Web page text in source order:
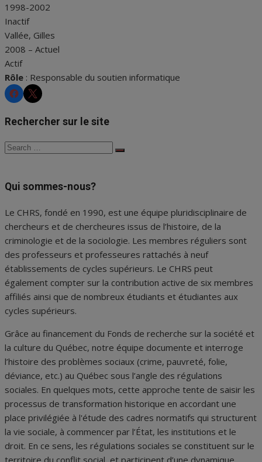
1998-2002
Inactif
Vallée, Gilles
2008 – Actuel
Actif
Rôle : Responsable du soutien informatique
CHRSCHRS
Rechercher sur le site
Search
Search
Qui sommes-nous?
Le CHRS, fondé en 1990, est une équipe pluridisciplinaire de
chercheurs et de chercheures issus de l’histoire, de la
criminologie et de la sociologie. Les membres réguliers sont
des professeurs et professeures rattachés à neuf
établissements de cycles supérieurs. Le CHRS peut
également compter sur la contribution active de six membres
affiliés ainsi que de nombreux étudiants et étudiantes aux
cycles supérieurs.
Grâce au financement du Fonds de recherche sur la société et
la culture du Québec, notre équipe documente et interroge
l’histoire des problèmes sociaux (crime, pauvreté, folie,
déviance, etc.) au Québec sous l’angle des régulations
sociales. En quelques mots, cette approche tente de saisir les
processus de transformation historique en accordant une
place privilégiée à l'étude des cadres normatifs qui structurent
la vie sociale, à commencer par l’État, les institutions et le
droit. En ce sens, les régulations sociales se constituent sur le
territoire du conflit social, et participent d’une dynamique